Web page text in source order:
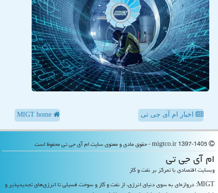
اخبار ام آی جی تی
ام آی جی تی
وبسایت اقتصادی با تمرکز بر نفت و گاز
MIGT: دروازه‌ای به سوی دنیای انرژی، از نفت و گاز و سوخت فسیلی تا انرژی‌های تجدیدپذیر و